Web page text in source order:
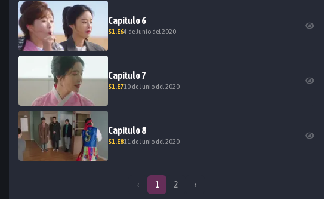
Capitulo6
S1 .E64 de Junio del 2020
Capitulo7
S1 .E710 de Junio del 2020
Capitulo8
S1 .E811 de Junio del 2020
‹ 1 2 ›